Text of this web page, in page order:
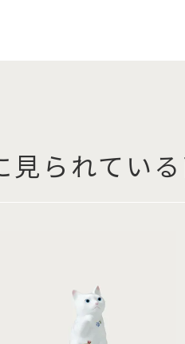
見られてい